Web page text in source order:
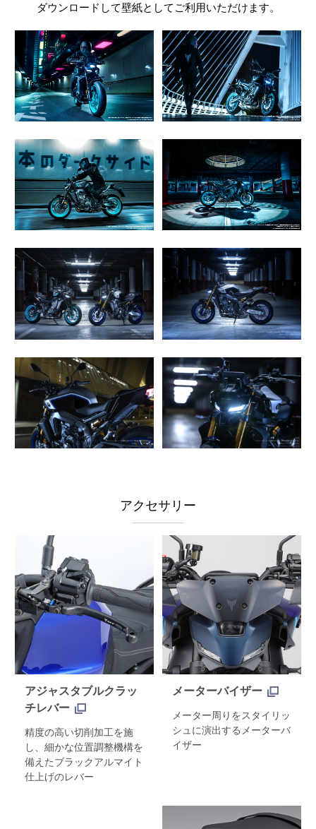
ダウンロードして壁紙としてご利用いただけます。
アクセサリー
アジャスタブルクラッ
チレバー
精度の高い切削加工を施
し、細かな位置調整機構を
備えたブラックアルマイト
仕上げのレバー
メーターバイザー
メーター周りをスタイリッ
シュに演出するメーターバ
イザー